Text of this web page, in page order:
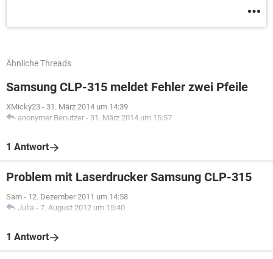
Ähnliche Threads
Samsung CLP-315 meldet Fehler zwei Pfeile
XMicky23 - 31. März 2014 um 14:39
anonymer Benutzer - 31. März 2014 um 15:57
1 Antwort
Problem mit Laserdrucker Samsung CLP-315
Sam - 12. Dezember 2011 um 14:58
Julia - 7. August 2012 um 15:40
1 Antwort